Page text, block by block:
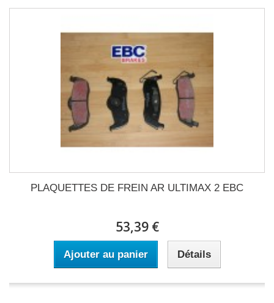
PLAQUETTES DE FREIN AR ULTIMAX 2 EBC
53,39 €
Ajouter au panier Détails